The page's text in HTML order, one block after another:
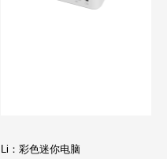
Li：彩色迷你电脑